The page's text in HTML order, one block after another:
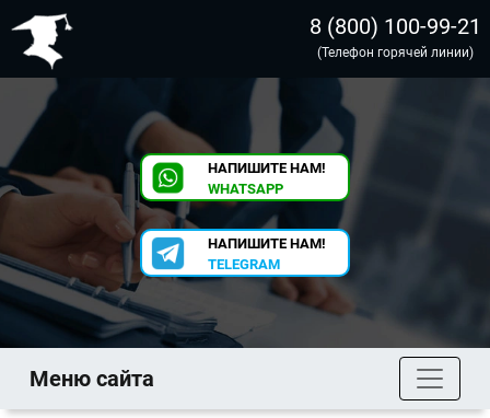
8 (800) 100-99-21
(Телефон горячей линии)
НАПИШИТЕ НАМ!
WHATSAPP
НАПИШИТЕ НАМ!
TELEGRAM
Меню сайта